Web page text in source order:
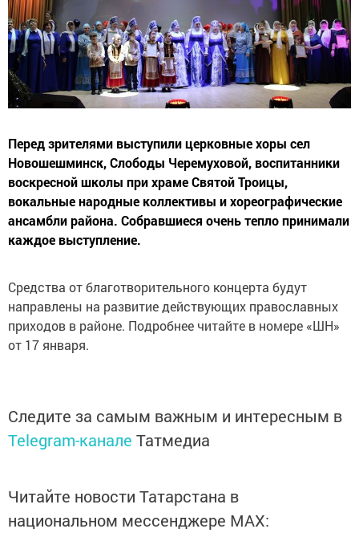
Перед зрителями выступили церковные хоры сел
Новошешминск, Слободы Черемуховой, воспитанники
воскресной школы при храме Святой Троицы,
вокальные народные коллективы и хореографические
ансамбли района. Собравшиеся очень тепло принимали
каждое выступление.
Средства от благотворительного концерта будут
направлены на развитие действующих православных
приходов в районе. Подробнее читайте в номере «ШН»
от 17 января.
Следите за самым важным и интересным в
Telegram-канале Татмедиа
Читайте новости Татарстана в
национальном мессенджере MАХ: